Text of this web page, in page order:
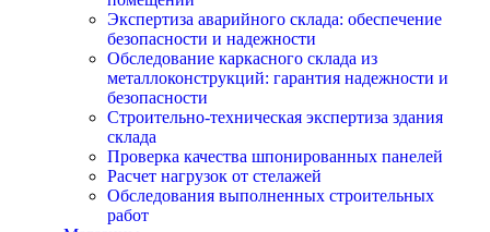
Экспертиза аварийного склада: обеспечение
безопасности и надежности
Обследование каркасного склада из
металлоконструкций: гарантия надежности и
безопасности
Строительно-техническая экспертиза здания
склада
Проверка качества шпонированных панелей
Расчет нагрузок от стелажей
Обследования выполненных строительных
работ